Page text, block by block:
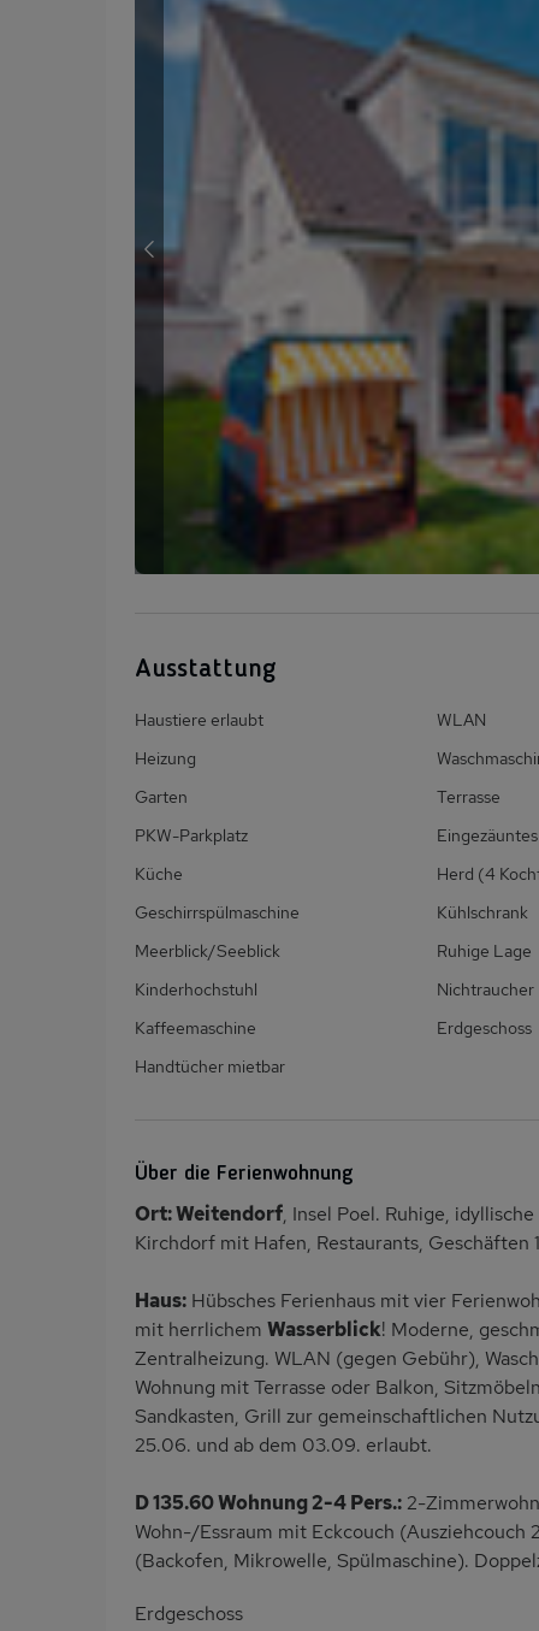
Ausstattung
Haustiere erlaubt
WLAN
Heizung
Garten
Terrasse
PKW-Parkplatz
Küche
Herd (4
Geschirrspülmaschine
Kühlschrank
Meerblick/Seeblick
Ruhige Lage
Kinderhochstuhl
Nichtraucher
Kaffeemaschine
Erdgeschoss
Handtücher mietbar
Über die Ferienwohnung
Ort: Weitendorf, Insel Poel. Ruhige,
Kirchdorf mit Hafen, Restaurants,
Haus: Hübsches Ferienhaus mit vier
mit herrlichem Wasserblick! Moderne,
Zentralheizung. WLAN (gegen Gebühr),
Wohnung mit Terrasse oder Balkon,
Sandkasten, Grill zur gemeinschaftlichen
25.06. und ab dem 03.09. erlaubt.
D 135.60 Wohnung 2-4 Pers.: 2-
Wohn-/Essraum mit Eckcouch (Ausziehcouch
(Backofen, Mikrowelle, Spülmaschine).
Erdgeschoss